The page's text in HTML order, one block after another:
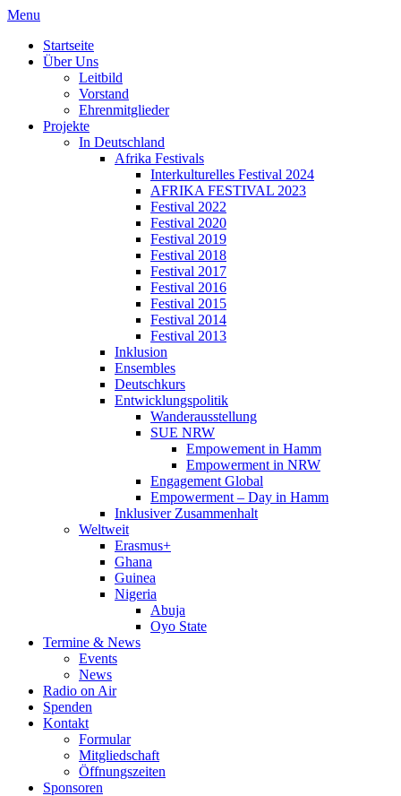
Menu
Startseite
Über Uns
Leitbild
Vorstand
Ehrenmitglieder
Projekte
In Deutschland
Afrika Festivals
Interkulturelles Festival 2024
AFRIKA FESTIVAL 2023
Festival 2022
Festival 2020
Festival 2019
Festival 2018
Festival 2017
Festival 2016
Festival 2015
Festival 2014
Festival 2013
Inklusion
Ensembles
Deutschkurs
Entwicklungspolitik
Wanderausstellung
SUE NRW
Empowement in Hamm
Empowerment in NRW
Engagement Global
Empowerment – Day in Hamm
Inklusiver Zusammenhalt
Weltweit
Erasmus+
Ghana
Guinea
Nigeria
Abuja
Oyo State
Termine & News
Events
News
Radio on Air
Spenden
Kontakt
Formular
Mitgliedschaft
Öffnungszeiten
Sponsoren